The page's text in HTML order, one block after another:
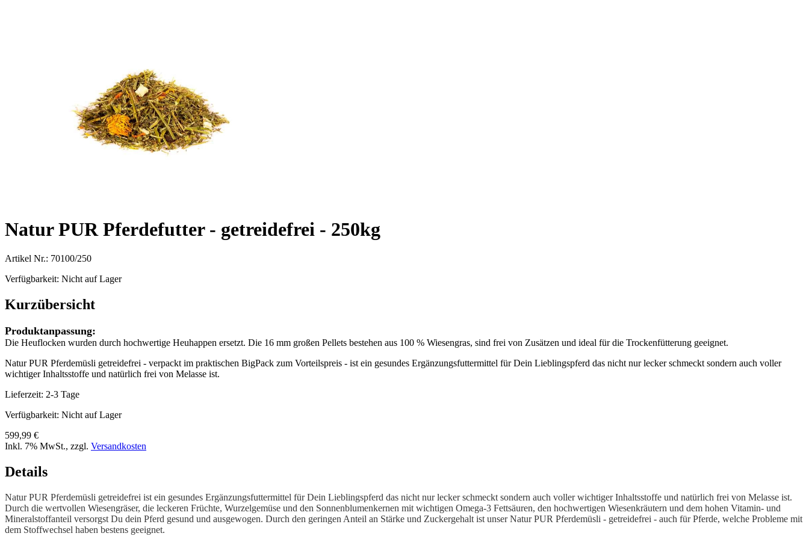
Natur PUR Pferdefutter - getreidefrei - 250kg
Artikel Nr.: 70100/250
Verfügbarkeit: Nicht auf Lager
Kurzübersicht
Produktanpassung:
Die Heuflocken wurden durch hochwertige Heuhappen ersetzt. Die 16 mm großen Pellets bestehen aus 100 % Wiesengras, sind frei von Zusätzen und ideal für die Trockenfütterung geeignet.
Natur PUR Pferdemüsli getreidefrei - verpackt im praktischen BigPack zum Vorteilspreis - ist ein gesundes Ergänzungsfuttermittel für Dein Lieblingspferd das nicht nur lecker schmeckt sondern auch voller
wichtiger Inhaltsstoffe und natürlich frei von Melasse ist.
Lieferzeit: 2-3 Tage
Verfügbarkeit: Nicht auf Lager
599,99 €
Inkl. 7% MwSt., zzgl. Versandkosten
Details
Natur PUR Pferdemüsli getreidefrei ist ein gesundes Ergänzungsfuttermittel für Dein Lieblingspferd das nicht nur lecker schmeckt sondern auch voller wichtiger Inhaltsstoffe und natürlich frei von Melasse ist.
Durch die wertvollen Wiesengräser, die leckeren Früchte, Wurzelgemüse und den Sonnenblumenkernen mit wichtigen Omega-3 Fettsäuren, den hochwertigen Wiesenkräutern und dem hohen Vitamin- und
Mineralstoffanteil versorgst Du dein Pferd gesund und ausgewogen. Durch den geringen Anteil an Stärke und Zuckergehalt ist unser Natur PUR Pferdemüsli - getreidefrei - auch für Pferde, welche Probleme mit
dem Stoffwechsel haben bestens geeignet.